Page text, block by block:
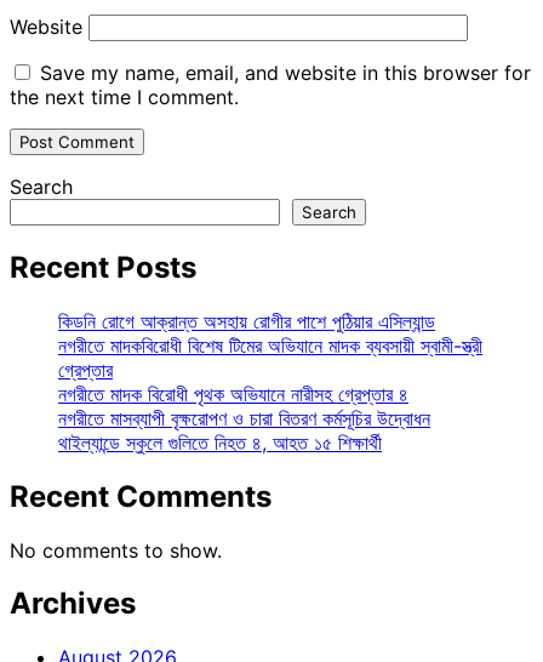
Website
Save my name, email, and website in this browser for
the next time I comment.
Search
Search
Recent Posts
কিডনি রোগে আক্রান্ত অসহায় রোগীর পাশে পুঠিয়ার এসিল্যান্ড
নগরীতে মাদকবিরোধী বিশেষ টিমের অভিযানে মাদক ব্যবসায়ী স্বামী-স্ত্রী
গ্রেপ্তার
নগরীতে মাদক বিরোধী পৃথক অভিযানে নারীসহ গ্রেপ্তার ৪
নগরীতে মাসব্যাপী বৃক্ষরোপণ ও চারা বিতরণ কর্মসূচির উদ্বোধন
থাইল্যান্ডে স্কুলে গুলিতে নিহত ৪, আহত ১৫ শিক্ষার্থী
Recent Comments
No comments to show.
Archives